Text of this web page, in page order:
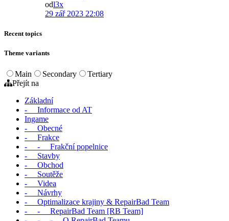
odl3x
29 zář 2023 22:08
Recent topics
Theme variants
Main Secondary
Tertiary
Přejít na
Základní
- Informace od AT
Ingame
- Obecné
- Frakce
- - Frakční popelnice
- Stavby
- Obchod
- Soutěže
- Videa
- Návrhy
- Optimalizace krajiny & RepairBad Team
- - RepairBad Team [RB Team]